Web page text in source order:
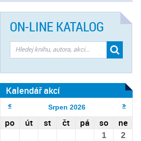
ON-LINE KATALOG
Kalendář akcí
Srpen 2026
po út st čt pá so ne
1
2